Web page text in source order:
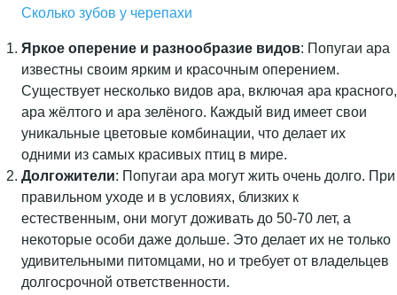
Сколько зубов у черепахи
Яркое оперение и разнообразие видов: Попугаи ара
известны своим ярким и красочным оперением.
Существует несколько видов ара, включая ара красного,
ара жёлтого и ара зелёного. Каждый вид имеет свои
уникальные цветовые комбинации, что делает их
одними из самых красивых птиц в мире.
Долгожители: Попугаи ара могут жить очень долго. При
правильном уходе и в условиях, близких к
естественным, они могут доживать до 50-70 лет, а
некоторые особи даже дольше. Это делает их не только
удивительными питомцами, но и требует от владельцев
долгосрочной ответственности.